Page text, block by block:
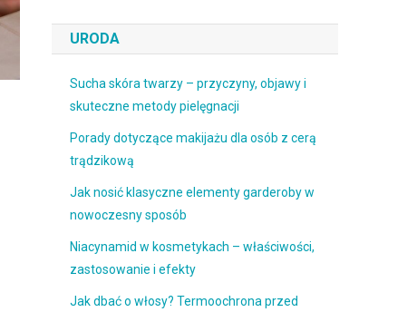
URODA
Sucha skóra twarzy – przyczyny, objawy i
skuteczne metody pielęgnacji
Porady dotyczące makijażu dla osób z cerą
trądzikową
Jak nosić klasyczne elementy garderoby w
nowoczesny sposób
Niacynamid w kosmetykach – właściwości,
zastosowanie i efekty
Jak dbać o włosy? Termoochrona przed